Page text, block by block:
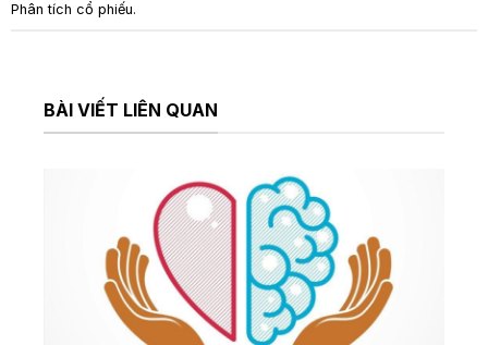
Phân tích cổ phiếu.
BÀI VIẾT LIÊN QUAN